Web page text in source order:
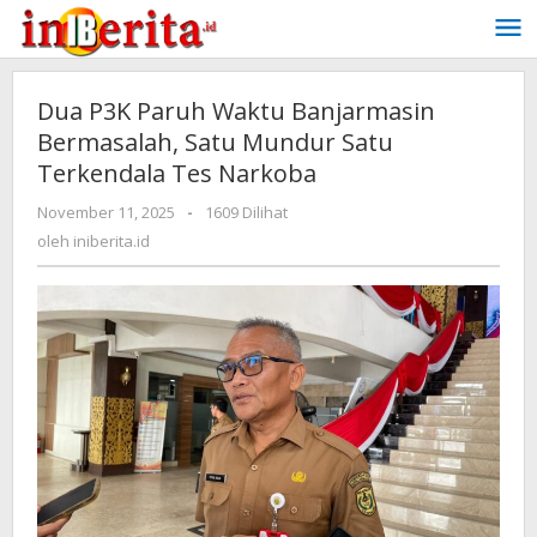
Lewati
konten
Dua P3K Paruh Waktu Banjarmasin
Bermasalah, Satu Mundur Satu
Terkendala Tes Narkoba
November 11, 2025
oleh
-
1609 Dilihat
oleh iniberita.id